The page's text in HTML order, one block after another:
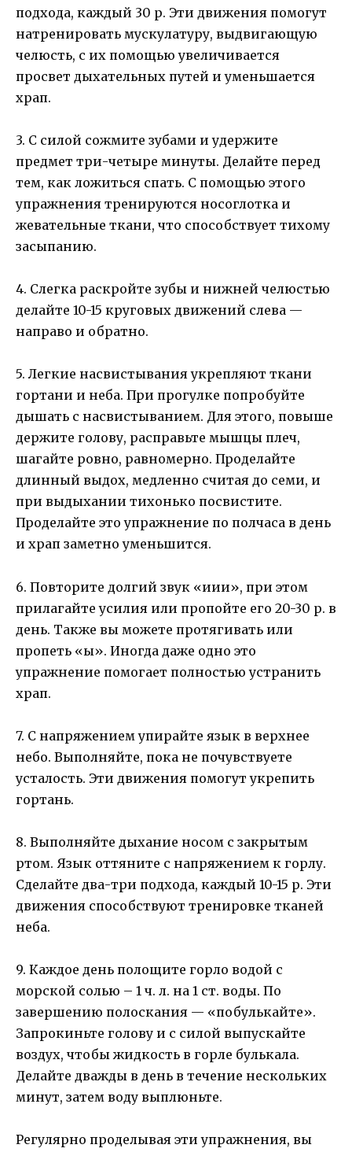
подхода, каждый 30 р. Эти движения помогут
натренировать мускулатуру, выдвигающую
челюсть, с их помощью увеличивается
просвет дыхательных путей и уменьшается
храп.
3. С силой сожмите зубами и удержите
предмет три-четыре минуты. Делайте перед
тем, как ложиться спать. С помощью этого
упражнения тренируются носоглотка и
жевательные ткани, что способствует тихому
засыпанию.
4. Слегка раскройте зубы и нижней челюстью
делайте 10-15 круговых движений слева —
направо и обратно.
5. Легкие насвистывания укрепляют ткани
гортани и неба. При прогулке попробуйте
дышать с насвистыванием. Для этого, повыше
держите голову, расправьте мышцы плеч,
шагайте ровно, равномерно. Проделайте
длинный выдох, медленно считая до семи, и
при выдыхании тихонько посвистите.
Проделайте это упражнение по полчаса в день
и храп заметно уменьшится.
6. Повторите долгий звук «иии», при этом
прилагайте усилия или пропойте его 20-30 р. в
день. Также вы можете протягивать или
пропеть «ы». Иногда даже одно это
упражнение помогает полностью устранить
храп.
7. С напряжением упирайте язык в верхнее
небо. Выполняйте, пока не почувствуете
усталость. Эти движения помогут укрепить
гортань.
8. Выполняйте дыхание носом с закрытым
ртом. Язык оттяните с напряжением к горлу.
Сделайте два-три подхода, каждый 10-15 р. Эти
движения способствуют тренировке тканей
неба.
9. Каждое день полощите горло водой с
морской солью – 1 ч. л. на 1 ст. воды. По
завершению полоскания — «побулькайте».
Запрокиньте голову и с силой выпускайте
воздух, чтобы жидкость в горле булькала.
Делайте дважды в день в течение нескольких
минут, затем воду выплюньте.
Регулярно проделывая эти упражнения, вы